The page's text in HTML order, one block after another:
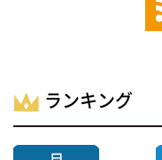
ランキング